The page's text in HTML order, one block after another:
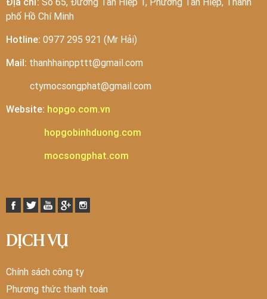
phố Hồ Chí Minh
Hotline: 0977 295 921 (Mr Hải)
Mail: thanhhainppttt@gmail.com
ctymocsongphat@gmail.com
Website: hopgo.com.vn
hopgobinhduong.com
mocsongphat.com
DỊCH VỤ
Chính sách công ty
Phương thức thanh toán